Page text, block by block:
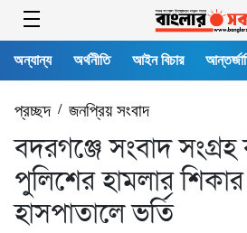
অন্যান্য অর্থনীতি আইন বিচার
প্রচ্ছদ/ জনপ্রিয় সংবাদ
বদরগঞ্জে সংবাদ
পুলিশের হামলার
হাসপাতালে ভর্তি